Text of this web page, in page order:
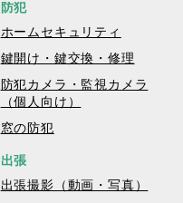
防犯
ホームセキュリティ
鍵開け・鍵交換・修理
防犯カメラ・監視カメラ
（個人向け）
窓の防犯
出張
出張撮影（動画・写真）